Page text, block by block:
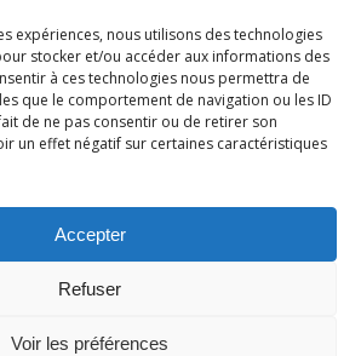
expériences, nous utilisons des technologies
stocker et/ou accéder aux informations des
à ces technologies nous permettra de
que le comportement de navigation ou les ID
de ne pas consentir ou de retirer son
un effet négatif sur certaines caractéristiques
Accepter
Refuser
Voir les préférences
(UE)
Son Être Véronique Meslay à
Mayenne 53. Création